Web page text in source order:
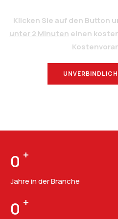
Klicken Sie auf den Button
unter 2 Minuten einen
0 +
Jahre in der Branche
0 +